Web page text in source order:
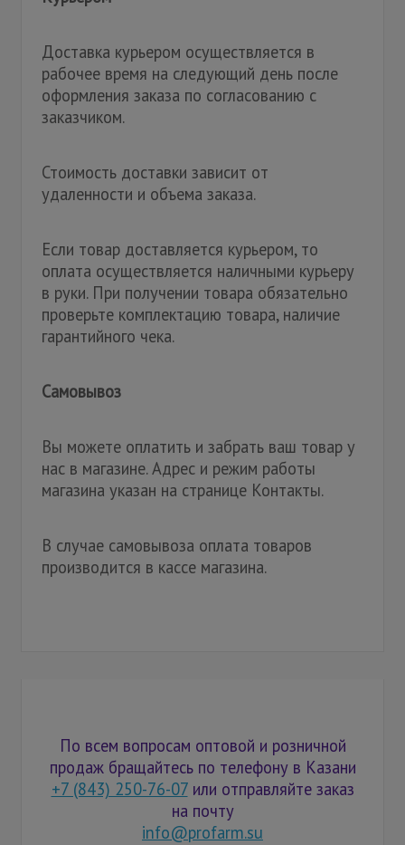
Доставка курьером осуществляется в
рабочее время на следующий день после
оформления заказа по согласованию с
заказчиком.
Стоимость доставки зависит от
удаленности и объема заказа.
Если товар доставляется курьером, то
оплата осуществляется наличными курьеру
в руки. При получении товара обязательно
проверьте комплектацию товара, наличие
гарантийного чека.
Самовывоз
Вы можете оплатить и забрать ваш товар у
нас в магазине. Адрес и режим работы
магазина указан на странице Контакты.
В случае самовывоза оплата товаров
производится в кассе магазина.
По всем вопросам оптовой и розничной
продаж бращайтесь по телефону в Казани
+7 (843) 250-76-07или отправляйте заказ
на почту
info@profarm.su